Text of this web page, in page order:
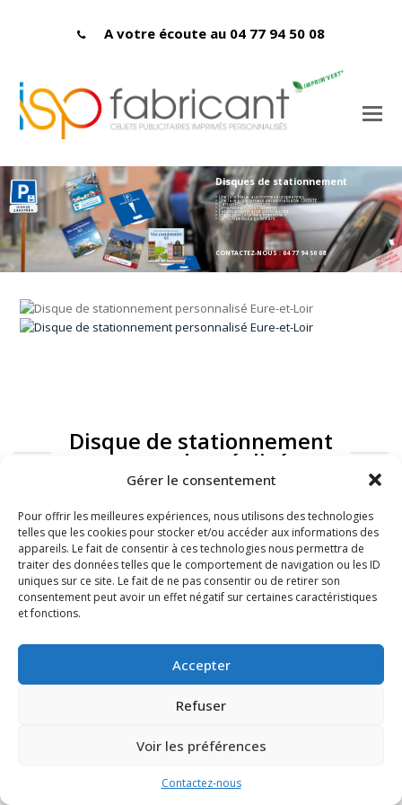
Gérer le consentement
Pour offrir les meilleures expériences, nous utilisons des technologies
telles que les cookies pour stocker et/ou accéder aux informations des
appareils. Le fait de consentir à ces technologies nous permettra de
traiter des données telles que le comportement de navigation ou les ID
uniques sur ce site. Le fait de ne pas consentir ou de retirer son
consentement peut avoir un effet négatif sur certaines caractéristiques
et fonctions.
Accepter
Refuser
Voir les préférences
Contactez-nous
A votre écoute au 04 77 94 50 08
Disques de stationnement
> Une face bleue aux normes européennes
> Une face entièrement personnalisable OFFERTE
> Carton PEFC 400 microns
> Dimensions : 150 x 150 mmn
> Fabriqués en France dans la Loire
> Impression labellisée Imprim'vert
> OPTION pelliculage brillant
CONTACTEZ-NOUS : 04 77 94 50 08
Disque de stationnement
: exemples réalisés
FAQ Mentions légales